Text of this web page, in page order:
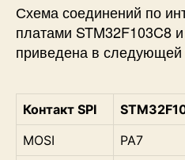
Схема соединений по
платами STM32F103C8
приведена в следующей
Контакт SPI
MOSI
PA7